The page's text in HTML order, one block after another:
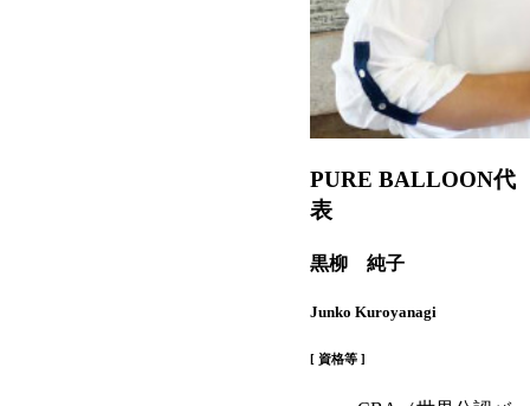
PURE BALLOON代
表
黒柳 純子
Junko Kuroyanagi
[ 資格等 ]